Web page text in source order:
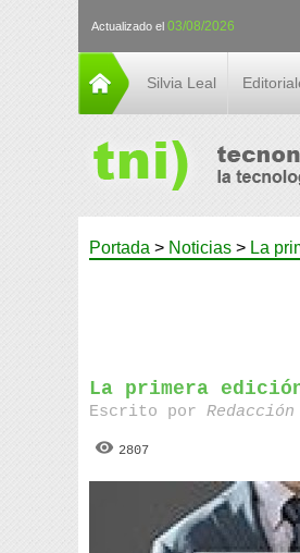
Actualizado el 03/08/2026
Silvia Leal
Portada > Noticias > La
La primera
Escrito por
2807